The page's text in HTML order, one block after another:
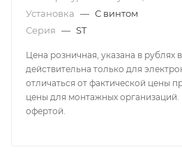
Установка — С винтом
Серия — ST
Цена розничная, указана в рублях
действительна только для
отличаться от фактической цены
цены для монтажных организаций.
офертой.